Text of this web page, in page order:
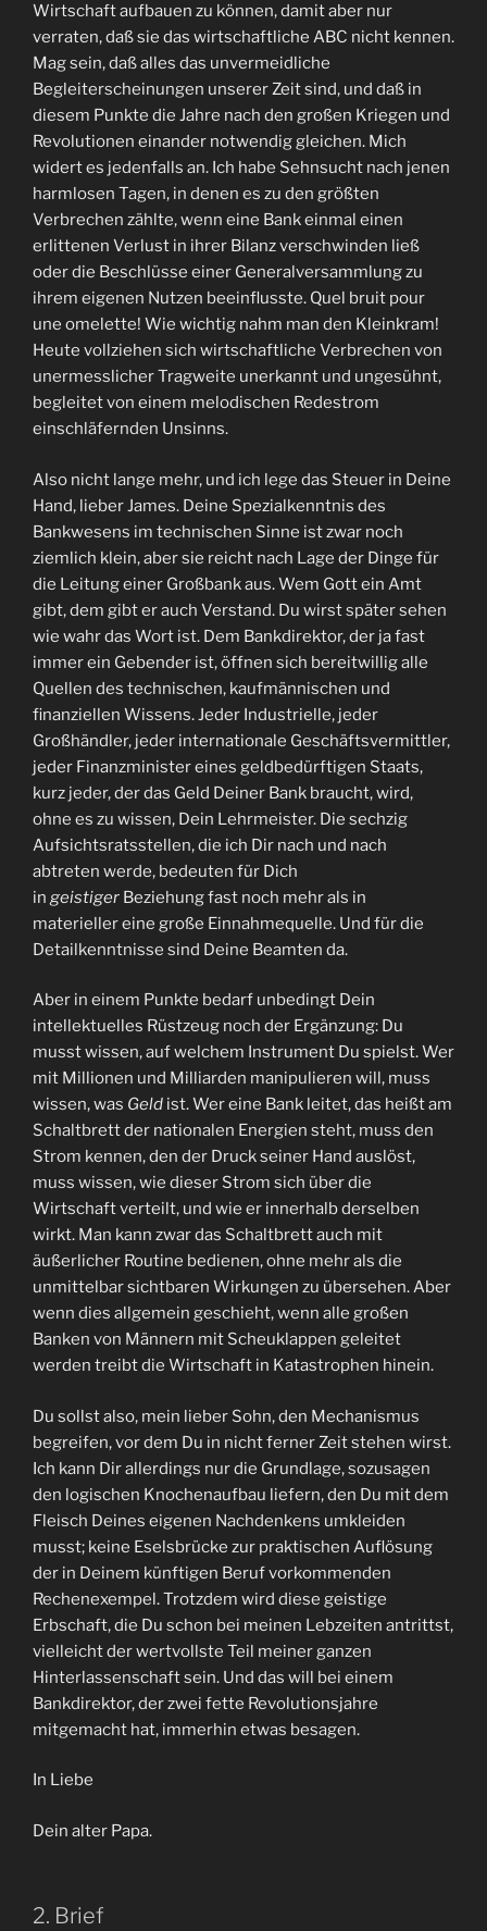
Wirtschaft aufbauen zu können, damit aber nur
verraten, daß sie das wirtschaftliche ABC nicht kennen.
Mag sein, daß alles das unvermeidliche
Begleiterscheinungen unserer Zeit sind, und daß in
diesem Punkte die Jahre nach den großen Kriegen und
Revolutionen einander notwendig gleichen. Mich
widert es jedenfalls an. Ich habe Sehnsucht nach jenen
harmlosen Tagen, in denen es zu den größten
Verbrechen zählte, wenn eine Bank einmal einen
erlittenen Verlust in ihrer Bilanz verschwinden ließ
oder die Beschlüsse einer Generalversammlung zu
ihrem eigenen Nutzen beeinflusste. Quel bruit pour
une omelette! Wie wichtig nahm man den Kleinkram!
Heute vollziehen sich wirtschaftliche Verbrechen von
unermesslicher Tragweite unerkannt und ungesühnt,
begleitet von einem melodischen Redestrom
einschläfernden Unsinns.
Also nicht lange mehr, und ich lege das Steuer in Deine
Hand, lieber James. Deine Spezialkenntnis des
Bankwesens im technischen Sinne ist zwar noch
ziemlich klein, aber sie reicht nach Lage der Dinge für
die Leitung einer Großbank aus. Wem Gott ein Amt
gibt, dem gibt er auch Verstand. Du wirst später sehen
wie wahr das Wort ist. Dem Bankdirektor, der ja fast
immer ein Gebender ist, öffnen sich bereitwillig alle
Quellen des technischen, kaufmännischen und
finanziellen Wissens. Jeder Industrielle, jeder
Großhändler, jeder internationale Geschäftsvermittler,
jeder Finanzminister eines geldbedürftigen Staats,
kurz jeder, der das Geld Deiner Bank braucht, wird,
ohne es zu wissen, Dein Lehrmeister. Die sechzig
Aufsichtsratsstellen, die ich Dir nach und nach
abtreten werde, bedeuten für Dich
in geistiger Beziehung fast noch mehr als in
materieller eine große Einnahmequelle. Und für die
Detailkenntnisse sind Deine Beamten da.
Aber in einem Punkte bedarf unbedingt Dein
intellektuelles Rüstzeug noch der Ergänzung: Du
musst wissen, auf welchem Instrument Du spielst. Wer
mit Millionen und Milliarden manipulieren will, muss
wissen, was Geld ist. Wer eine Bank leitet, das heißt am
Schaltbrett der nationalen Energien steht, muss den
Strom kennen, den der Druck seiner Hand auslöst,
muss wissen, wie dieser Strom sich über die
Wirtschaft verteilt, und wie er innerhalb derselben
wirkt. Man kann zwar das Schaltbrett auch mit
äußerlicher Routine bedienen, ohne mehr als die
unmittelbar sichtbaren Wirkungen zu übersehen. Aber
wenn dies allgemein geschieht, wenn alle großen
Banken von Männern mit Scheuklappen geleitet
werden treibt die Wirtschaft in Katastrophen hinein.
Du sollst also, mein lieber Sohn, den Mechanismus
begreifen, vor dem Du in nicht ferner Zeit stehen wirst.
Ich kann Dir allerdings nur die Grundlage, sozusagen
den logischen Knochenaufbau liefern, den Du mit dem
Fleisch Deines eigenen Nachdenkens umkleiden
musst; keine Eselsbrücke zur praktischen Auflösung
der in Deinem künftigen Beruf vorkommenden
Rechenexempel. Trotzdem wird diese geistige
Erbschaft, die Du schon bei meinen Lebzeiten antrittst,
vielleicht der wertvollste Teil meiner ganzen
Hinterlassenschaft sein. Und das will bei einem
Bankdirektor, der zwei fette Revolutionsjahre
mitgemacht hat, immerhin etwas besagen.
In Liebe
Dein alter Papa.
2. Brief